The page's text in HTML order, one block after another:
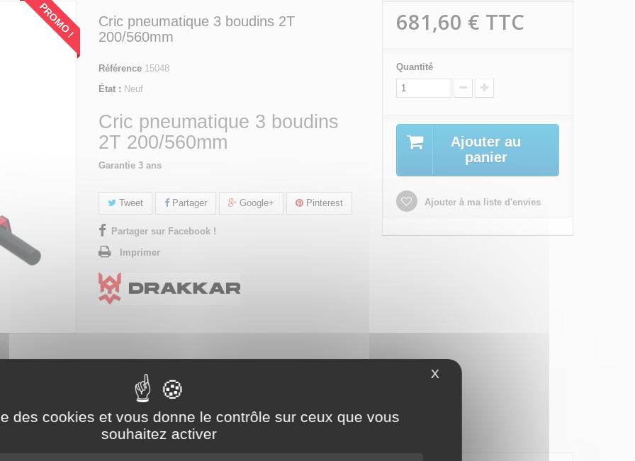
des cookies et vous donne le contrôle sur ceux que vous
souhaitez activer
X Masquer le bandeau des cookies
PROMO !
Cric pneumatique 3 boudins 2T
200/560mm
Référence 15048
État : Neuf
Cric pneumatique 3 boudins
2T 200/560mm
Garantie 3 ans
Tweet Partager Google+ Pinterest
Partager sur Facebook !
Imprimer
681,60 € TTC
Quantité
Ajouter au
panier
Ajouter à ma liste d'envies